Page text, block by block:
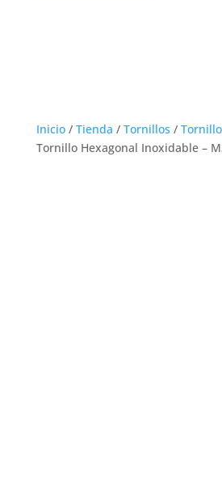
Inicio/ Tienda / Tornillos /
Tornillo Hexagonal Inoxidable –